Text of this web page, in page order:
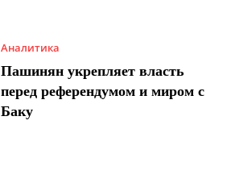
Аналитика
Пашинян укрепляет власть
перед референдумом и миром с
Баку